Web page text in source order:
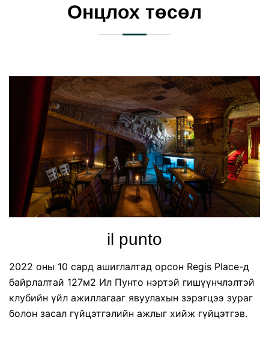
Онцлох төсөл
il punto
2022 оны 10 сард ашиглалтад орсон Regis Place-д
байрлалтай 127м2 Ил Пунто нэртэй гишүүнчлэлтэй
клубийн үйл ажиллагааг явуулахын зэрэгцээ зураг
болон засал гүйцэтгэлийн ажлыг хийж гүйцэтгэв.